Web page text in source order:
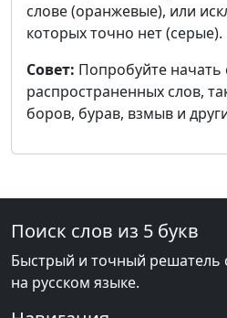
слове (оранжевые), или
которых точно нет (серые).
Совет: Попробуйте начать
распространенных слов,
боров, бурав, взмыв и
Поиск слов из 5 букв
Быстрый и точный решатель
на русском языке.